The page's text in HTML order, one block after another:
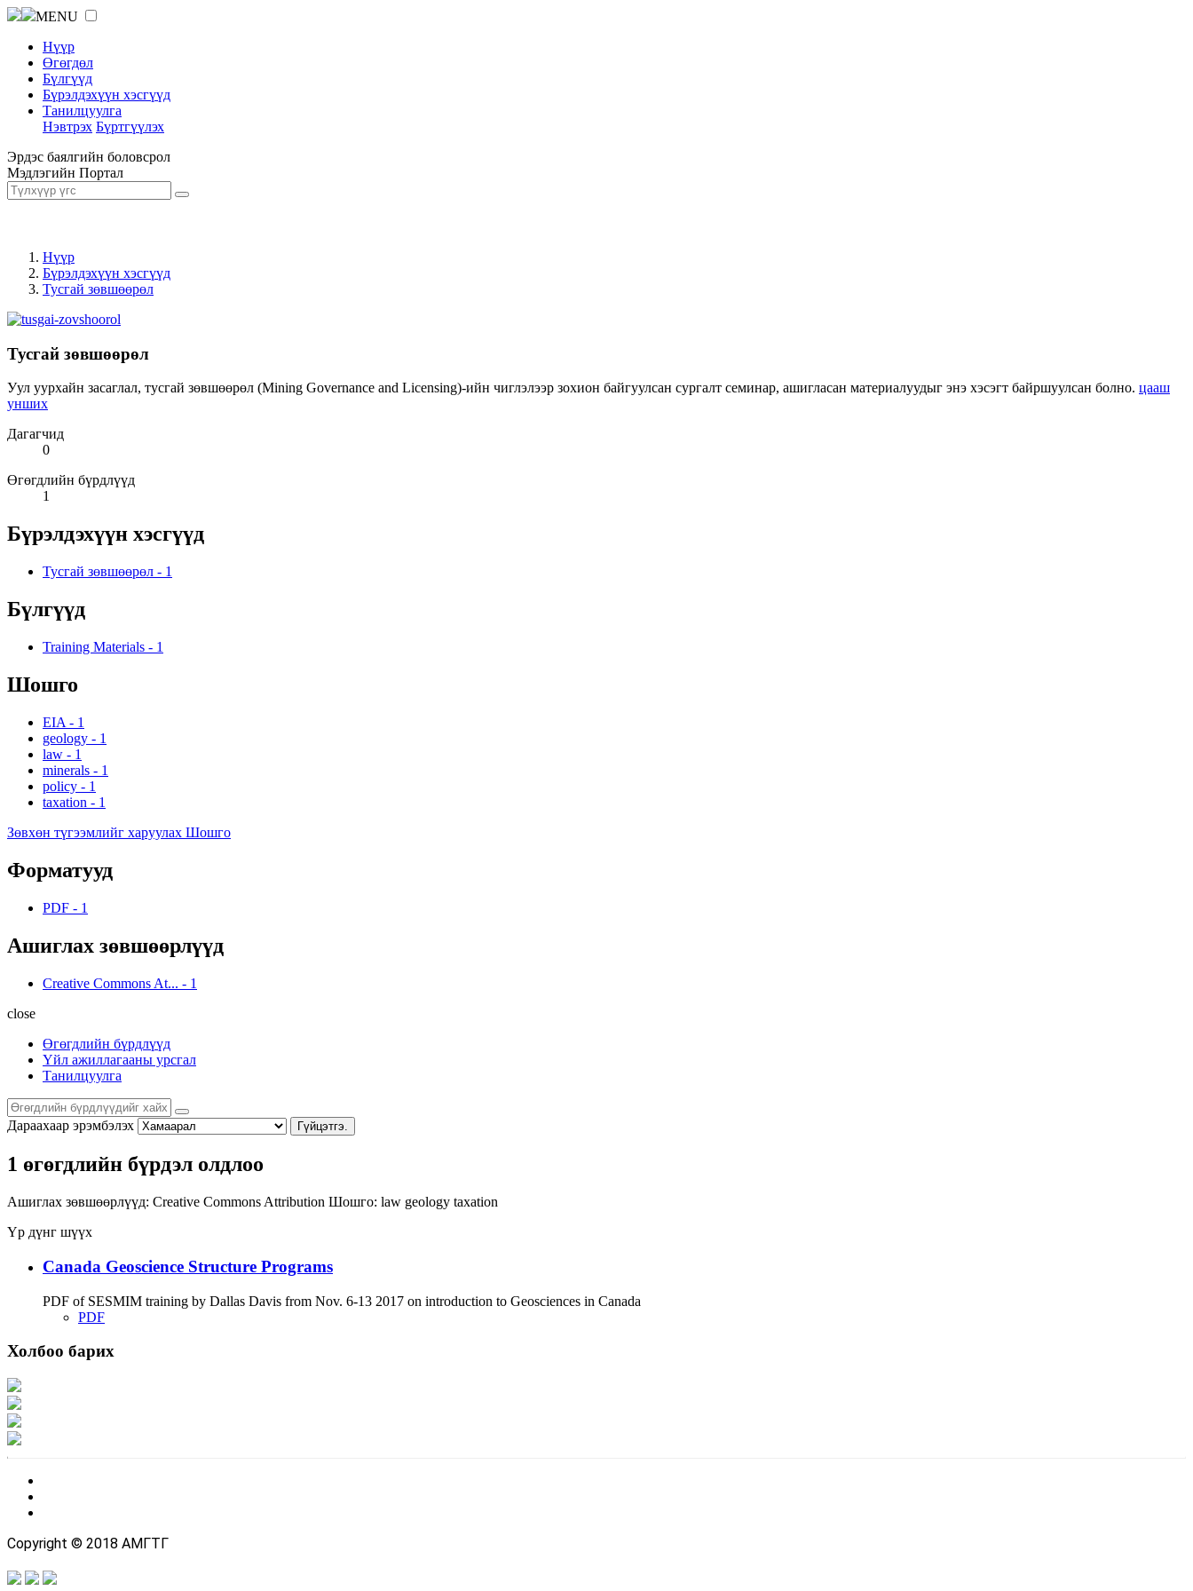
MENU
Нүүр
Өгөгдөл
Бүлгүүд
Бүрэлдэхүүн хэсгүүд
Танилцуулга
Нэвтрэх Бүртгүүлэх
Эрдэс баялгийн боловсрол
Мэдлэгийн Портал
Нүүр
Бүрэлдэхүүн хэсгүүд
Тусгай зөвшөөрөл
Тусгай зөвшөөрөл
Уул уурхайн засаглал, тусгай зөвшөөрөл (Mining Governance and Licensing)-ийн чиглэлээр зохион байгуулсан сургалт семинар, ашигласан материалуудыг энэ хэсэгт байршуулсан болно. цааш
унших
Дагагчид
0
Өгөгдлийн бүрдлүүд
1
Бүрэлдэхүүн хэсгүүд
Тусгай зөвшөөрөл - 1
Бүлгүүд
Training Materials - 1
Шошго
EIA - 1
geology - 1
law - 1
minerals - 1
policy - 1
taxation - 1
Зөвхөн түгээмлийг харуулах Шошго
Форматууд
PDF - 1
Ашиглах зөвшөөрлүүд
Creative Commons At... - 1
close
Өгөгдлийн бүрдлүүд
Үйл ажиллагааны урсгал
Танилцуулга
Дараахаар эрэмбэлэх Гүйцэтгэ.
1 өгөгдлийн бүрдэл олдлоо
Ашиглах зөвшөөрлүүд: Creative Commons Attribution Шошго: law geology taxation
Үр дүнг шүүх
Canada Geoscience Structure Programs
PDF of SESMIM training by Dallas Davis from Nov. 6-13 2017 on introduction to Geosciences in Canada
PDF
Холбоо барих
Copyright © 2018 АМГТГ